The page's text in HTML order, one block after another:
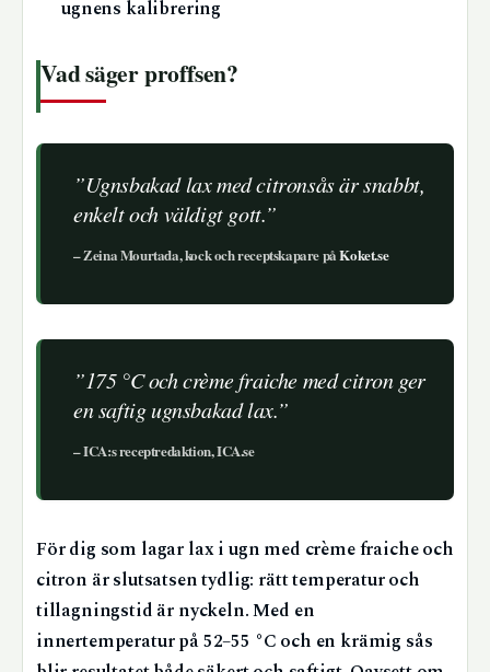
ugnens kalibrering
Vad säger proffsen?
”Ugnsbakad lax med citronsås är snabbt,
enkelt och väldigt gott.”
– Zeina Mourtada, kock och receptskapare påKoket.se
”175 °C och crème fraiche med citron ger
en saftig ugnsbakad lax.”
– ICA:s receptredaktion, ICA.se
För dig som lagar lax i ugn med crème fraiche och
citron är slutsatsen tydlig: rätt temperatur och
tillagningstid är nyckeln. Med en
innertemperatur på 52–55 °C och en krämig sås